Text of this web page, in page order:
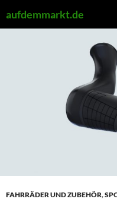
Inhalt
aufdemmarkt.de
FAHRRÄDER UND ZUBEHÖR,